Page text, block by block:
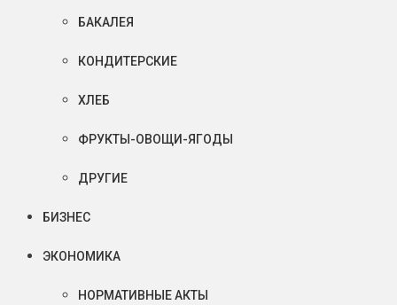
БАКАЛЕЯ
КОНДИТЕРСКИЕ
ХЛЕБ
ФРУКТЫ-ОВОЩИ-ЯГОДЫ
ДРУГИЕ
БИЗНЕС
ЭКОНОМИКА
НОРМАТИВНЫЕ АКТЫ